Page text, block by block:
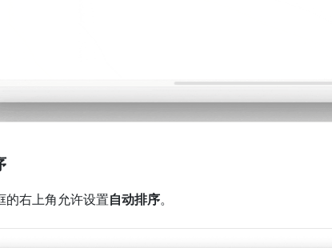
的右上角允许设置自动排序。